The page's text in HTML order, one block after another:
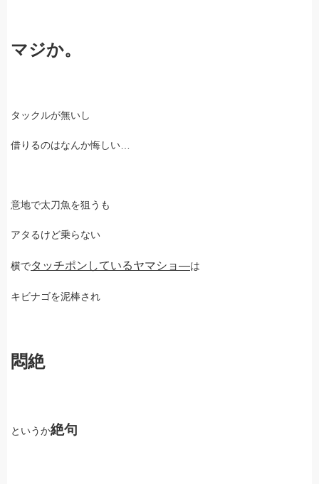
マジか。
タックルが無いし
借りるのはなんか悔しい…
意地で太刀魚を狙うも
アタるけど乗らない
横でタッチポンしているヤマショ―は
キビナゴを泥棒され
悶絶
というか絶句